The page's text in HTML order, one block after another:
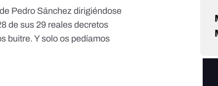
Pedro Sánchez dirigiéndose
de sus 29 reales decretos
buitre. Y solo os pedíamos